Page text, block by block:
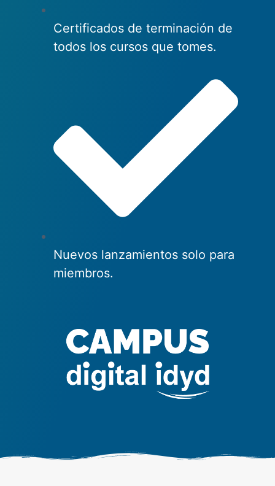
Certificados de terminación de
todos los cursos que tomes.
Nuevos lanzamientos solo para
miembros.